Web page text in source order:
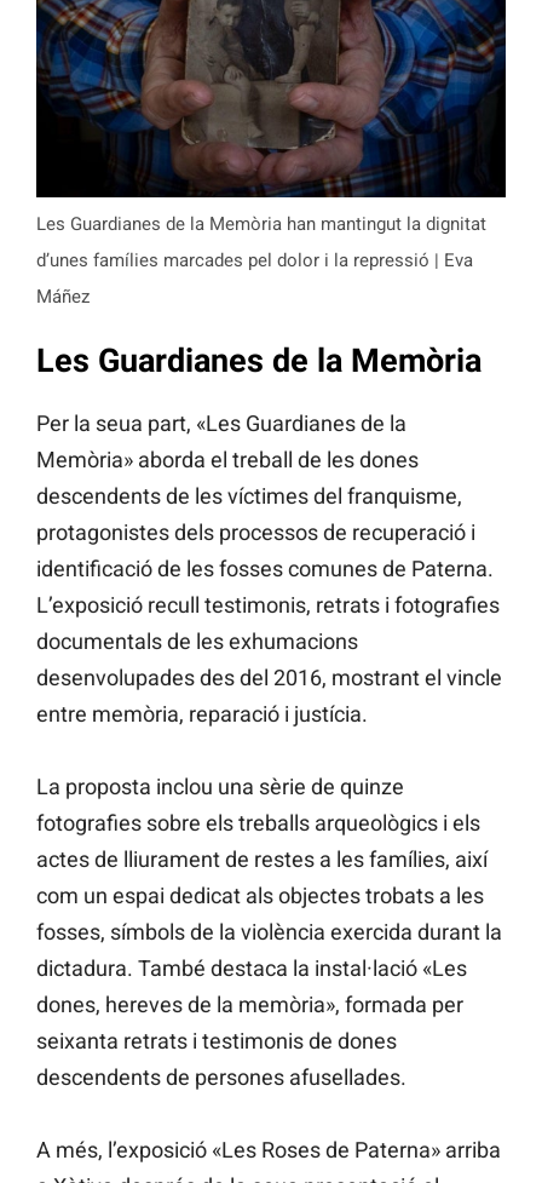
Les Guardianes de la Memòria han mantingut la dignitat
d’unes famílies marcades pel dolor i la repressió | Eva
Máñez
Les Guardianes de la Memòria
Per la seua part, «Les Guardianes de la
Memòria» aborda el treball de les dones
descendents de les víctimes del franquisme,
protagonistes dels processos de recuperació i
identificació de les fosses comunes de Paterna.
L’exposició recull testimonis, retrats i fotografies
documentals de les exhumacions
desenvolupades des del 2016, mostrant el vincle
entre memòria, reparació i justícia.
La proposta inclou una sèrie de quinze
fotografies sobre els treballs arqueològics i els
actes de lliurament de restes a les famílies, així
com un espai dedicat als objectes trobats a les
fosses, símbols de la violència exercida durant la
dictadura. També destaca la instal·lació «Les
dones, hereves de la memòria», formada per
seixanta retrats i testimonis de dones
descendents de persones afusellades.
A més, l’exposició «Les Roses de Paterna» arriba